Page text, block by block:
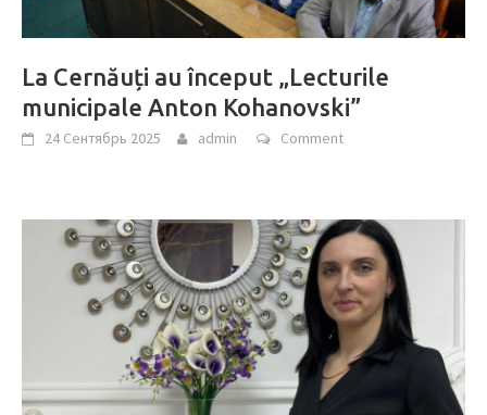
La Cernăuți au început „Lecturile
municipale Anton Kohanovski”
24 Сентябрь 2025 admin Comment